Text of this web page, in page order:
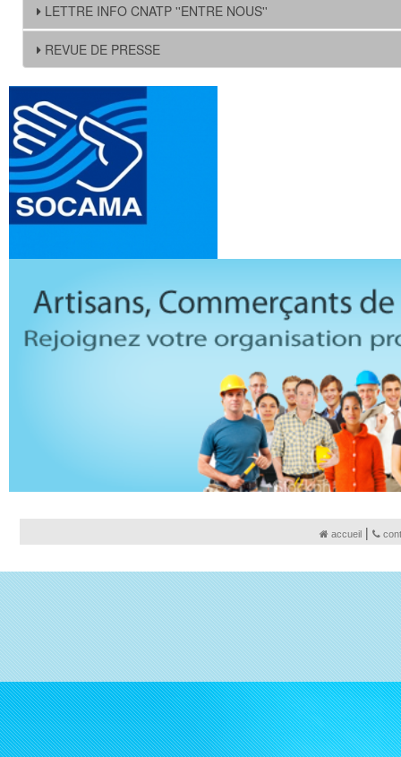
LETTRE INFO CNATP ''ENTRE NOUS''
REVUE DE PRESSE
accueil|